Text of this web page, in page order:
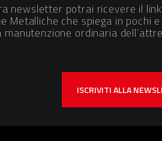
newsletter potrai ricevere il
Metalliche che spiega in pochi
ordinaria
ISCRIVITI ALLA